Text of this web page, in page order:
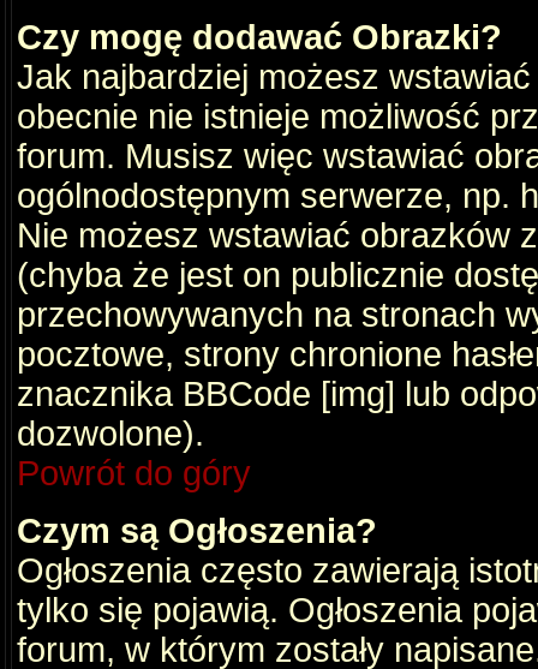
Czy mogę dodawać Obrazki?
Jak najbardziej możesz
obecnie nie istnieje możliwość
forum. Musisz więc wstawiać
ogólnodostępnym serwerze, np.
Nie możesz wstawiać obrazków
(chyba że jest on publicznie
przechowywanych na stronach
pocztowe, strony chronione
znacznika BBCode [img] lub
dozwolone).
Powrót do góry
Czym są Ogłoszenia?
Ogłoszenia często zawierają
tylko się pojawią. Ogłoszenia
forum, w którym zostały